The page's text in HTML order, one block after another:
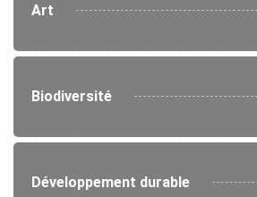
Art
Biodiversité
Développement durable